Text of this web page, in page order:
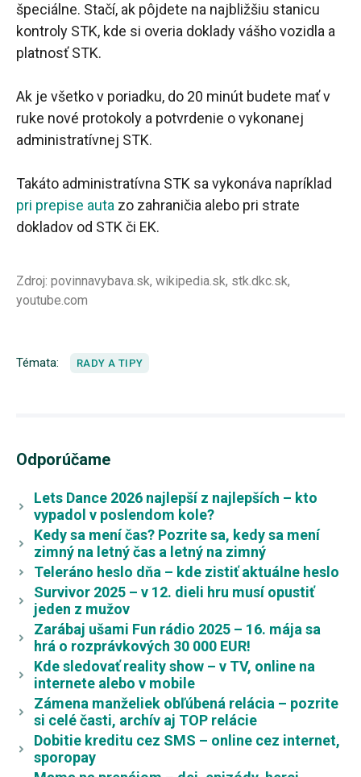
špeciálne. Stačí, ak pôjdete na najbližšiu stanicu
kontroly STK, kde si overia doklady vášho vozidla a
platnosť STK.
Ak je všetko v poriadku, do 20 minút budete mať v
ruke nové protokoly a potvrdenie o vykonanej
administratívnej STK.
Takáto administratívna STK sa vykonáva napríklad
pri prepise auta zo zahraničia alebo pri strate
dokladov od STK či EK.
Zdroj: povinnavybava.sk, wikipedia.sk, stk.dkc.sk,
youtube.com
Témata: RADY A TIPY
Odporúčame
Lets Dance 2026 najlepší z najlepších – kto
vypadol v poslendom kole?
Kedy sa mení čas? Pozrite sa, kedy sa mení
zimný na letný čas a letný na zimný
Teleráno heslo dňa – kde zistiť aktuálne heslo
Survivor 2025 – v 12. dieli hru musí opustiť
jeden z mužov
Zarábaj ušami Fun rádio 2025 – 16. mája sa
hrá o rozprávkových 30 000 EUR!
Kde sledovať reality show – v TV, online na
internete alebo v mobile
Zámena manželiek obľúbená relácia – pozrite
si celé časti, archív aj TOP relácie
Dobitie kreditu cez SMS – online cez internet,
sporopay